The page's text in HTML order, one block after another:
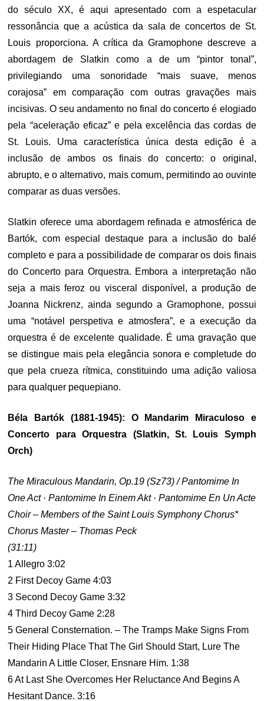
do século XX, é aqui apresentado com a espetacular
ressonância que a acústica da sala de concertos de St.
Louis proporciona. A crítica da Gramophone descreve a
abordagem de Slatkin como a de um “pintor tonal”,
privilegiando uma sonoridade “mais suave, menos
corajosa” em comparação com outras gravações mais
incisivas. O seu andamento no final do concerto é elogiado
pela “aceleração eficaz” e pela excelência das cordas de
St. Louis. Uma característica única desta edição é a
inclusão de ambos os finais do concerto: o original,
abrupto, e o alternativo, mais comum, permitindo ao ouvinte
comparar as duas versões.
Slatkin oferece uma abordagem refinada e atmosférica de
Bartók, com especial destaque para a inclusão do balé
completo e para a possibilidade de comparar os dois finais
do Concerto para Orquestra. Embora a interpretação não
seja a mais feroz ou visceral disponível, a produção de
Joanna Nickrenz, ainda segundo a Gramophone, possui
uma “notável perspetiva e atmosfera”, e a execução da
orquestra é de excelente qualidade. É uma gravação que
se distingue mais pela elegância sonora e completude do
que pela crueza rítmica, constituindo uma adição valiosa
para qualquer pequepiano.
Béla Bartók (1881-1945): O Mandarim Miraculoso e
Concerto para Orquestra (Slatkin, St. Louis Symph
Orch)
The Miraculous Mandarin, Op.19 (Sz73) / Pantomime In
One Act · Pantomime In Einem Akt · Pantomime En Un Acte
Choir – Members of the Saint Louis Symphony Chorus*
Chorus Master – Thomas Peck
(31:11)
1 Allegro 3:02
2 First Decoy Game 4:03
3 Second Decoy Game 3:32
4 Third Decoy Game 2:28
5 General Consternation. – The Tramps Make Signs From
Their Hiding Place That The Girl Should Start, Lure The
Mandarin A Little Closer, Ensnare Him. 1:38
6 At Last She Overcomes Her Reluctance And Begins A
Hesitant Dance. 3:16